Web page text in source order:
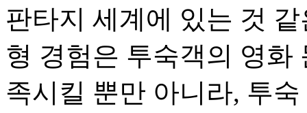
판타지 세계에 있는 것
형 경험은 투숙객의 영화
족시킬 뿐만 아니라, 투